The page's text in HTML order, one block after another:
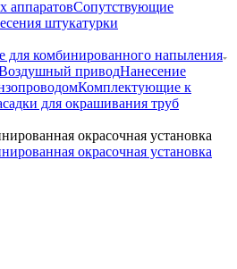
аппаратовСопутствующие
штукатурки
для комбинированного напыления
приводНанесение
Комплектующие к
для окрашивания труб
окрасочная установка